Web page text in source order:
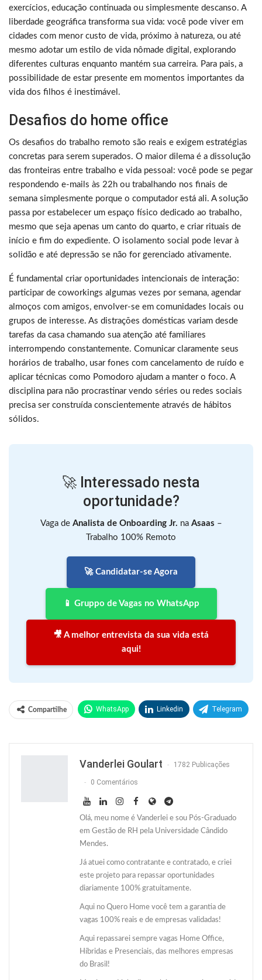
exercícios, educação continuada ou simplesmente descanso. A
liberdade geográfica transforma sua vida: você pode viver em
cidades com menor custo de vida, próximo à natureza, ou até
mesmo adotar um estilo de vida nômade digital, explorando
diferentes culturas enquanto mantém sua carreira. Para pais, a
possibilidade de estar presente em momentos importantes da
vida dos filhos é inestimável.
Desafios do home office
Os desafios do trabalho remoto são reais e exigem estratégias
concretas para serem superados. O maior dilema é a dissolução
das fronteiras entre trabalho e vida pessoal: você pode se pegar
respondendo e-mails às 22h ou trabalhando nos finais de
semana simplesmente porque o computador está ali. A solução
passa por estabelecer um espaço físico dedicado ao trabalho,
mesmo que seja apenas um canto do quarto, e criar rituais de
início e fim do expediente. O isolamento social pode levar à
solidão e até depressão se não for gerenciado ativamente.
É fundamental criar oportunidades intencionais de interação:
participar de coworkings algumas vezes por semana, agendar
almoços com amigos, envolver-se em comunidades locais ou
grupos de interesse. As distrações domésticas variam desde
tarefas da casa chamando sua atenção até familiares
interrompendo constantemente. Comunicar claramente seus
horários de trabalho, usar fones com cancelamento de ruído e
aplicar técnicas como Pomodoro ajudam a manter o foco. A
disciplina para não procrastinar vendo séries ou redes sociais
precisa ser construída conscientemente através de hábitos
sólidos.
🚀 Interessado nesta
oportunidade?
Vaga de Analista de Onboarding Jr. na Asaas –
Trabalho 100% Remoto
🚀 Candidatar-se Agora
📱 Gruppo de Vagas no WhatsApp
🎥 A melhor entrevista da sua vida está
aqui!
Compartilhe WhatsApp Linkedin Telegram
Vanderlei Goulart 1782 Publicações
0 Comentários
Olá, meu nome é Vanderlei e sou Pós-Graduado
em Gestão de RH pela Universidade Cândido
Mendes.
Já atuei como contratante e contratado, e criei
este projeto para repassar oportunidades
diariamente 100% gratuitamente.
Aqui no Quero Home você tem a garantia de
vagas 100% reais e de empresas validadas!
Aqui repassarei sempre vagas Home Office,
Híbridas e Presenciais, das melhores empresas
do Brasil!